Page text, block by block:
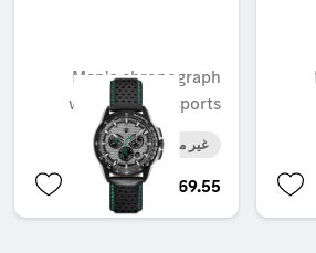
Men's chronograph
watch, Motorsports
غير متوفر حاليا
AED 2,069.55